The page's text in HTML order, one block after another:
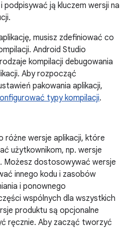
podpisywać ją kluczem wersji na
musisz zdefiniować co
Android Studio
kompilacji debugowania
Aby rozpocząć
pakowania aplikacji,
typy kompilacji.
różne wersje aplikacji, które
użytkownikom, np. wersje
Możesz dostosowywać wersje
innego kodu i zasobów
i ponownego
wspólnych dla wszystkich
produktu są opcjonalne
ręcznie. Aby zacząć tworzyć